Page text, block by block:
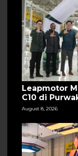
Leapmotor
C10 di
August 8, 2026